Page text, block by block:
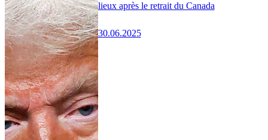
lieux après le retrait du Canada
30.06.2025